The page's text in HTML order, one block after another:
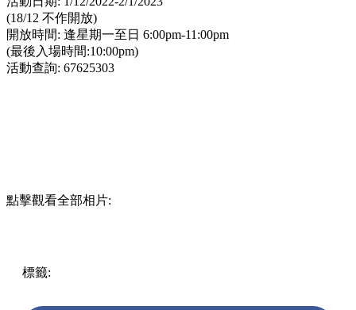
(18/12 不作開放)
開放時間: 逢星期一至日 6:00pm-11:00pm
(最後入場時間:10:00pm)
活動查詢: 67625303
點擊觀看全部相片:
標籤: